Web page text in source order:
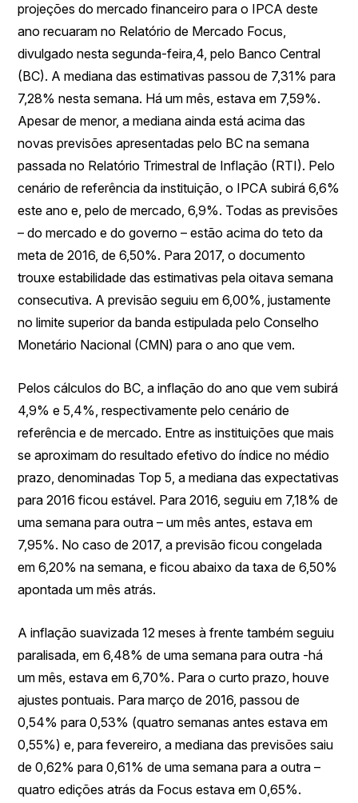
projeções do mercado financeiro para o IPCA deste
ano recuaram no Relatório de Mercado Focus,
divulgado nesta segunda-feira,4, pelo Banco Central
(BC). A mediana das estimativas passou de 7,31% para
7,28% nesta semana. Há um mês, estava em 7,59%.
Apesar de menor, a mediana ainda está acima das
novas previsões apresentadas pelo BC na semana
passada no Relatório Trimestral de Inflação (RTI). Pelo
cenário de referência da instituição, o IPCA subirá 6,6%
este ano e, pelo de mercado, 6,9%. Todas as previsões
– do mercado e do governo – estão acima do teto da
meta de 2016, de 6,50%. Para 2017, o documento
trouxe estabilidade das estimativas pela oitava semana
consecutiva. A previsão seguiu em 6,00%, justamente
no limite superior da banda estipulada pelo Conselho
Monetário Nacional (CMN) para o ano que vem.
Pelos cálculos do BC, a inflação do ano que vem subirá
4,9% e 5,4%, respectivamente pelo cenário de
referência e de mercado. Entre as instituições que mais
se aproximam do resultado efetivo do índice no médio
prazo, denominadas Top 5, a mediana das expectativas
para 2016 ficou estável. Para 2016, seguiu em 7,18% de
uma semana para outra – um mês antes, estava em
7,95%. No caso de 2017, a previsão ficou congelada
em 6,20% na semana, e ficou abaixo da taxa de 6,50%
apontada um mês atrás.
A inflação suavizada 12 meses à frente também seguiu
paralisada, em 6,48% de uma semana para outra -há
um mês, estava em 6,70%. Para o curto prazo, houve
ajustes pontuais. Para março de 2016, passou de
0,54% para 0,53% (quatro semanas antes estava em
0,55%) e, para fevereiro, a mediana das previsões saiu
de 0,62% para 0,61% de uma semana para a outra –
quatro edições atrás da Focus estava em 0,65%.